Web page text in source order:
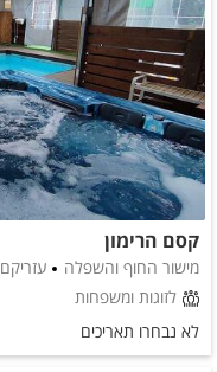
קסם הרימון
מישור החוף והשפלה עזריקם
לזוגות ומשפחות
לא נבחרו תאריכים